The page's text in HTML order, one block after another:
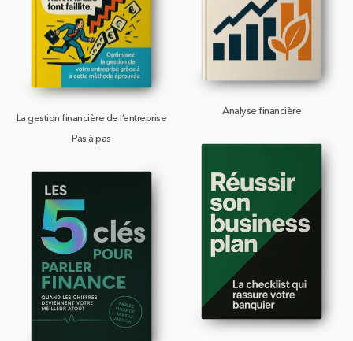
La gestion financière de l’entreprise
Pas à pas
Analyse financière